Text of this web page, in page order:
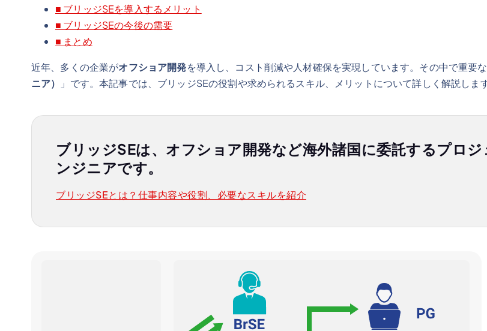
■ ブリッジSEを導入するメリット
■ ブリッジSEの今後の需要
■ まとめ
近年、多くの企業がオフショア開発を導入し、コスト削減や人材確保を実現しています。その中で重要
ニア）
」です。本記事では、ブリッジSEの役割や求められるスキル、メリットについて詳しく解説します
ブリッジSEは、オフショア開発など海外諸国に委託するプロ
ンジニアです。
ブリッジSEとは？仕事内容や役割、必要なスキルを紹介